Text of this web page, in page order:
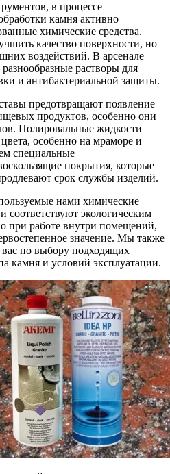
в процессе
камня активно
химические средства.
качество поверхности, но
воздействий. В арсенале
растворы для
и антибактериальной защиты.
предотвращают появление
продуктов, особенно они
Полировальные жидкости
особенно на мраморе и
специальные
покрытия, которые
срок службы изделий.
нами химические
соответствуют экологическим
при работе внутри помещений,
значение. Мы также
вас по выбору подходящих
камня и условий эксплуатации.